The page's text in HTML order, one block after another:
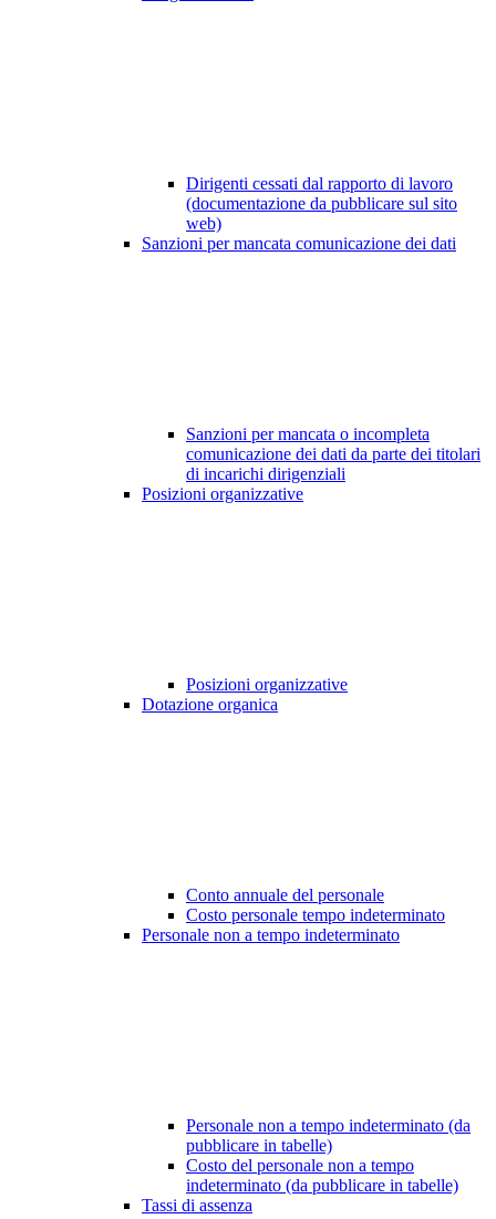
Dirigenti cessati dal rapporto di lavoro
(documentazione da pubblicare sul sito
web)
Sanzioni per mancata comunicazione dei dati
Sanzioni per mancata o incompleta
comunicazione dei dati da parte dei titolari
di incarichi dirigenziali
Posizioni organizzative
Posizioni organizzative
Dotazione organica
Conto annuale del personale
Costo personale tempo indeterminato
Personale non a tempo indeterminato
Personale non a tempo indeterminato (da
pubblicare in tabelle)
Costo del personale non a tempo
indeterminato (da pubblicare in tabelle)
Tassi di assenza